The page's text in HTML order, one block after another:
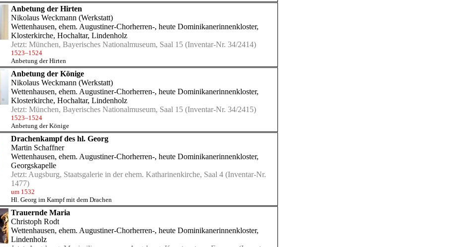
Anbetung der Hirten
Nikolaus Weckmann (Werkstatt)
Wettenhausen, ehem. Augustiner-Chorherren-, heute Dominikanerinnenkloster,
Klosterkirche, Hochaltar, Lindenholz
Jetzt: München, Bayerisches Nationalmuseum, Saal 15 (Inventar-Nr. 34/2414)
1523–1524
Anbetung der Hirten
Anbetung der Könige
Nikolaus Weckmann (Werkstatt)
Wettenhausen, ehem. Augustiner-Chorherren-, heute Dominikanerinnenkloster,
Klosterkirche, Hochaltar, Lindenholz
Jetzt: München, Bayerisches Nationalmuseum, Saal 15 (Inventar-Nr. 34/2415)
1523–1524
Anbetung der Könige
Drachenkampf des hl. Georg
Martin Schaffner
Wettenhausen, ehem. Augustiner-Chorherren-, heute Dominikanerinnenkloster,
Georgskapelle
Jetzt: Augsburg, Staatsgalerie in der ehem. Katharinenkirche, Saal 4 (Inventar-Nr.
1477)
um 1532
Hl. Georg im Kampf mit dem Drachen
Trauernde Maria
Christoph Rodt
Wettenhausen, ehem. Augustiner-Chorherren-, heute Dominikanerinnenkloster,
Lindenholz